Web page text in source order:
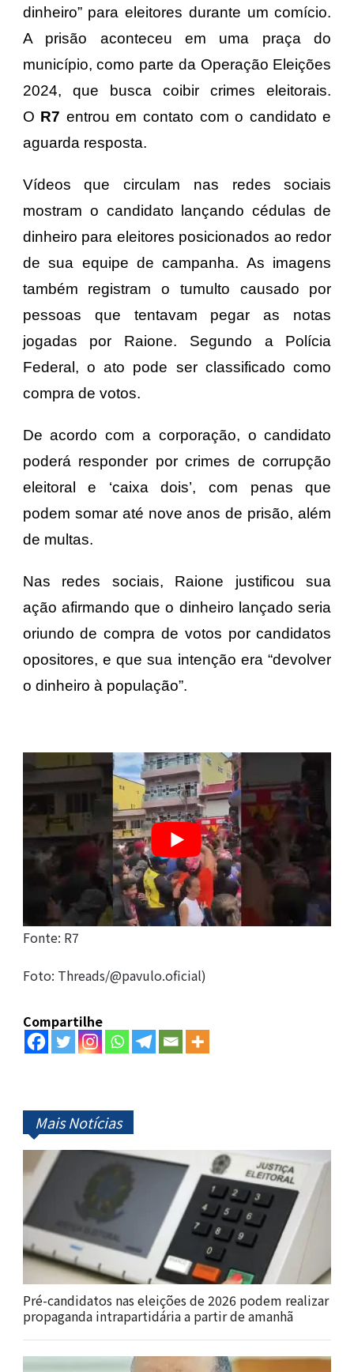
dinheiro” para eleitores durante um comício.
A prisão aconteceu em uma praça do
município, como parte da Operação Eleições
2024, que busca coibir crimes eleitorais.
O R7 entrou em contato com o candidato e
aguarda resposta.
Vídeos que circulam nas redes sociais
mostram o candidato lançando cédulas de
dinheiro para eleitores posicionados ao redor
de sua equipe de campanha. As imagens
também registram o tumulto causado por
pessoas que tentavam pegar as notas
jogadas por Raione. Segundo a Polícia
Federal, o ato pode ser classificado como
compra de votos.
De acordo com a corporação, o candidato
poderá responder por crimes de corrupção
eleitoral e ‘caixa dois’, com penas que
podem somar até nove anos de prisão, além
de multas.
Nas redes sociais, Raione justificou sua
ação afirmando que o dinheiro lançado seria
oriundo de compra de votos por candidatos
opositores, e que sua intenção era “devolver
o dinheiro à população”.
Fonte: R7
Foto: Threads/@pavulo.oficial)
Compartilhe
Mais Notícias
Pré-candidatos nas eleições de 2026 podem realizar
propaganda intrapartidária a partir de amanhã